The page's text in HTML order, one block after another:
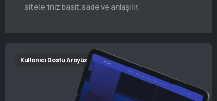
siteleriniz basit,sade ve anlaşılır.
Kullanıcı Dostu Arayüz